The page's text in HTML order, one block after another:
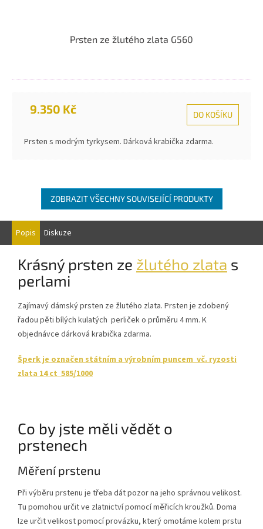
Prsten ze žlutého zlata G560
9.350 Kč DO KOŠÍKU
Prsten s modrým tyrkysem. Dárková krabička zdarma.
ZOBRAZIT VŠECHNY SOUVISEJÍCÍ PRODUKTY
Popis Diskuze
Krásný prsten ze žlutého zlata s
perlami
Zajímavý dámský prsten ze žlutého zlata. Prsten je zdobený
řadou pěti bílých kulatých perliček o průměru 4 mm. K
objednávce dárková krabička zdarma.
Šperk je označen státním a výrobním puncem vč. ryzosti
zlata 14 ct 585/1000
Co by jste měli vědět o
prstenech
Měření prstenu
Při výběru prstenu je třeba dát pozor na jeho správnou velikost.
Tu pomohou určit ve zlatnictví pomocí měřicích kroužků. Doma
lze určit velikost pomocí provázku, který omotáme kolem prstu